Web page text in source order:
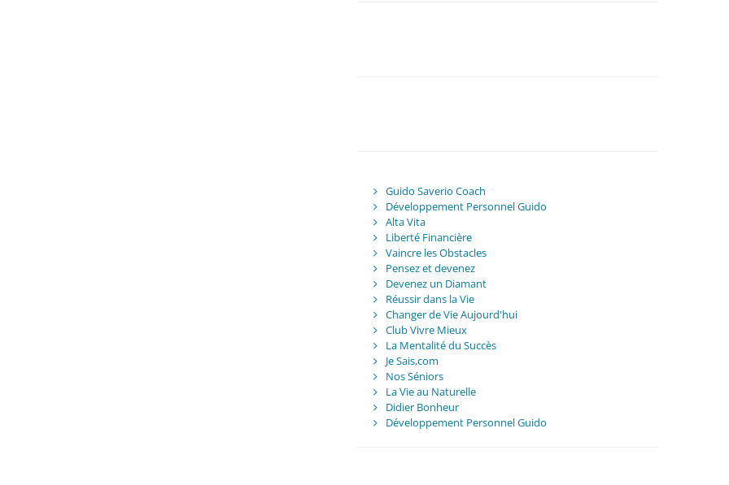
Guido Saverio Coach
Développement Personnel Guido
Alta Vita
Liberté Financière
Vaincre les Obstacles
Pensez et devenez
Devenez un Diamant
Réussir dans la Vie
Changer de Vie Aujourd'hui
Club Vivre Mieux
La Mentalité du Succès
Je Sais,com
Nos Séniors
La Vie au Naturelle
Didier Bonheur
Développement Personnel Guido